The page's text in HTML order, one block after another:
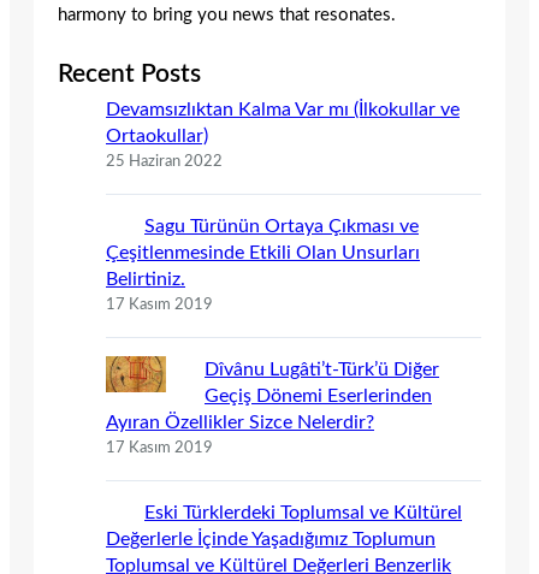
harmony to bring you news that resonates.
Recent Posts
Devamsızlıktan Kalma Var mı (İlkokullar ve
Ortaokullar)
25 Haziran 2022
Sagu Türünün Ortaya Çıkması ve
Çeşitlenmesinde Etkili Olan Unsurları
Belirtiniz.
17 Kasım 2019
Dîvânu Lugâti’t-Türk’ü Diğer
Geçiş Dönemi Eserlerinden
Ayıran Özellikler Sizce Nelerdir?
17 Kasım 2019
Eski Türklerdeki Toplumsal ve Kültürel
Değerlerle İçinde Yaşadığımız Toplumun
Toplumsal ve Kültürel Değerleri Benzerlik